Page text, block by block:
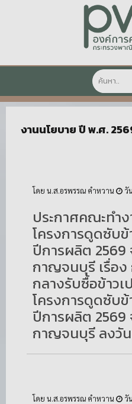
งานนโยบาย ปี พ.ศ.
โดย น.ส.อรพรรณ คำหวาน วั
ประกาศคณะทำ
โครงการดูดซับ
ปีการผลิต 2569
กาญจนบุรี เรื่อง
กลางรับซื้อข้าว
โครงการดูดซับ
ปีการผลิต 2569
กาญจนบุรี ลงวัน
โดย น.ส.อรพรรณ คำหวาน วั